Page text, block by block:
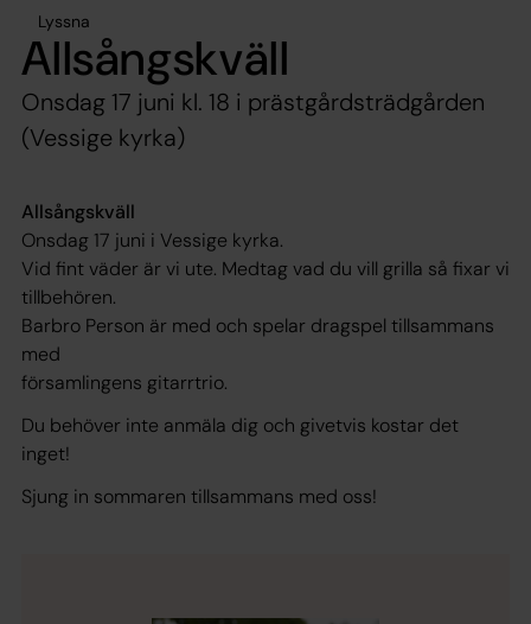
Lyssna
Allsångskväll
Onsdag 17 juni kl. 18 i prästgårdsträdgården
(Vessige kyrka)
Allsångskväll
Onsdag 17 juni i Vessige kyrka.
Vid fint väder är vi ute. Medtag vad du vill grilla så fixar vi
tillbehören.
Barbro Person är med och spelar dragspel tillsammans
med
församlingens gitarrtrio.
Du behöver inte anmäla dig och givetvis kostar det
inget!
Sjung in sommaren tillsammans med oss!